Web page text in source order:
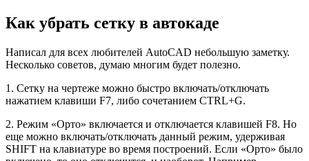
Как убрать сетку в автокаде
Написал для всех любителей AutoCAD небольшую заметку.
Несколько советов, думаю многим будет полезно.
1. Сетку на чертеже можно быстро включать/отключать
нажатием клавиши F7, либо сочетанием CTRL+G.
2. Режим «Орто» включается и отключается клавишей F8. Но
еще можно включать/отключать данный режим, удерживая
SHIFT на клавиатуре во время построений. Если «Орто» было